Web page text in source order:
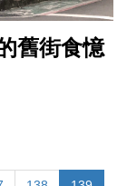
舊街食憶